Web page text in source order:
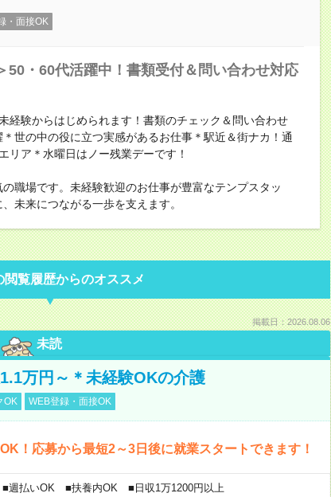
・面接OK
50・60代活躍中！書類受付＆問い合わせ対応
経験からはじめられます！書類のチェック＆問い合わせ
世の中の役に立つ実感があるお仕事＊駅近＆街ナカ！通
リア＊水曜日はノー残業デーです！
職場です。未経験歓迎のお仕事が豊富なテンプスタッ
未来につながる一歩を支えます。
閲覧履歴からのオススメ
掲載日：2026.08.06
未読
万円～＊未経験OKの介護
OK WEB登録・面接OK
！応募から最短2～3日後に就業スタートできます！
週払いOK ■扶養内OK ■日収1万1200円以上